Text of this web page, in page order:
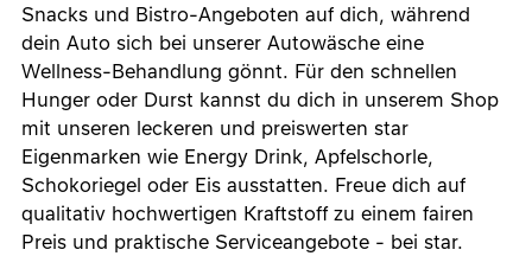
Snacks und Bistro-Angeboten auf dich, während
dein Auto sich bei unserer Autowäsche eine
Wellness-Behandlung gönnt. Für den schnellen
Hunger oder Durst kannst du dich in unserem Shop
mit unseren leckeren und preiswerten star
Eigenmarken wie Energy Drink, Apfelschorle,
Schokoriegel oder Eis ausstatten. Freue dich auf
qualitativ hochwertigen Kraftstoff zu einem fairen
Preis und praktische Serviceangebote - bei star.